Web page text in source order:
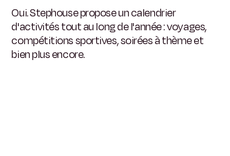
Oui. Stephouse propose un calendrier
d'activités tout au long de l'année : voyages,
compétitions sportives, soirées à thème et
bien plus encore.